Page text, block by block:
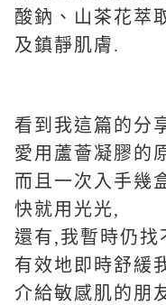
酸鈉、山茶花萃
及鎮靜肌膚.
看到我這篇的分
愛用蘆薈凝膠的
而且一次入手幾
快就用光光,
還有,我暫時仍找
有效地即時舒緩
介給敏感肌的朋